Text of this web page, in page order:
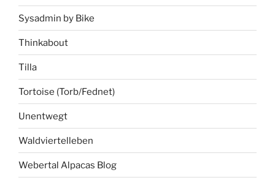
Sysadmin by Bike
Thinkabout
Tilla
Tortoise (Torb/Fednet)
Unentwegt
Waldviertelleben
Webertal Alpacas Blog